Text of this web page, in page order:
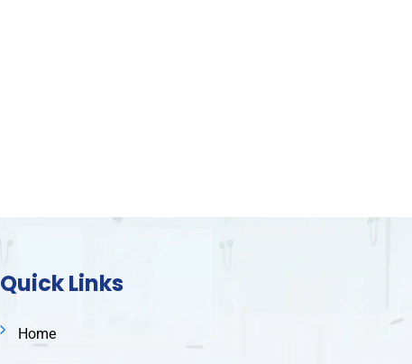
Quick Links
Home